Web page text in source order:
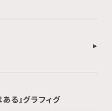
る』グラフィグ